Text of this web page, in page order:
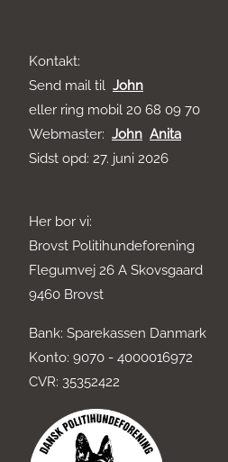
Kontakt:
Send mail til John
eller ring mobil 20 68 09 70
Webmaster: John Anita
Sidst opd: 27. juni 2026
Her bor vi:
Brovst Politihundeforening
Flegumvej 26 A Skovsgaard
9460 Brovst
Bank: Sparekassen Danmark
Konto: 9070 - 4000016972
CVR: 35352422